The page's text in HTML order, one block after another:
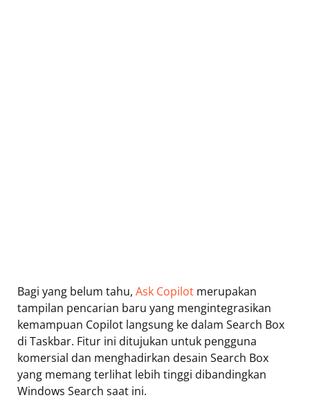
Bagi yang belum tahu, Ask Copilot merupakan
tampilan pencarian baru yang mengintegrasikan
kemampuan Copilot langsung ke dalam Search Box
di Taskbar. Fitur ini ditujukan untuk pengguna
komersial dan menghadirkan desain Search Box
yang memang terlihat lebih tinggi dibandingkan
Windows Search saat ini.